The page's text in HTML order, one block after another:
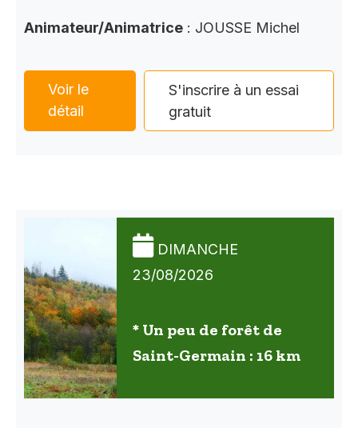
Animateur/Animatrice : JOUSSE Michel
Voir le
détail
S'inscrire à un essai
gratuit
DIMANCHE
23/08/2026
* Un peu de forêt de
Saint-Germain : 16 km